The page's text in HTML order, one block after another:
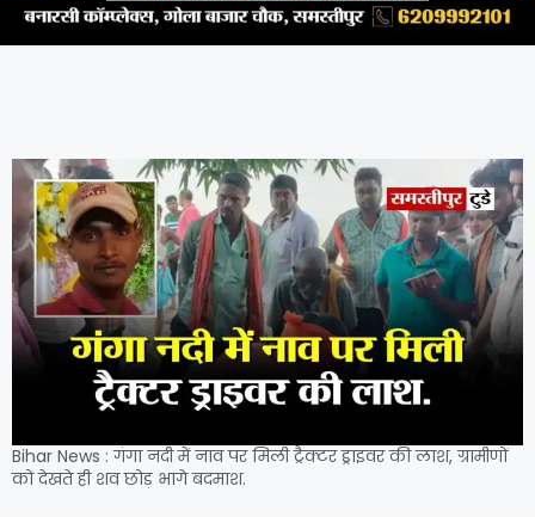
Bihar News : गंगा नदी में नाव पर मिली ट्रैक्टर ड्राइवर की लाश, ग्रामीणों
को देखते ही शव छोड़ भागे बदमाश.